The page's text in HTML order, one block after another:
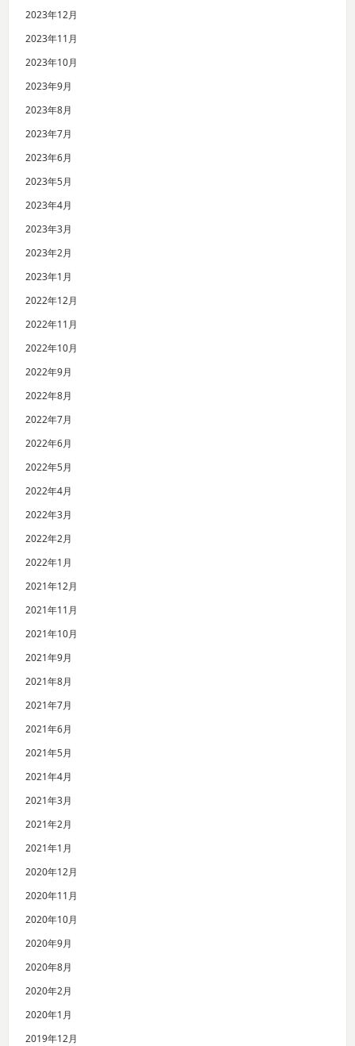
2023年12月
2023年11月
2023年10月
2023年9月
2023年8月
2023年7月
2023年6月
2023年5月
2023年4月
2023年3月
2023年2月
2023年1月
2022年12月
2022年11月
2022年10月
2022年9月
2022年8月
2022年7月
2022年6月
2022年5月
2022年4月
2022年3月
2022年2月
2022年1月
2021年12月
2021年11月
2021年10月
2021年9月
2021年8月
2021年7月
2021年6月
2021年5月
2021年4月
2021年3月
2021年2月
2021年1月
2020年12月
2020年11月
2020年10月
2020年9月
2020年8月
2020年2月
2020年1月
2019年12月